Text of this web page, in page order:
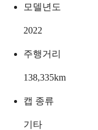
모델년도
2022
주행거리
138,335km
캡 종류
기타